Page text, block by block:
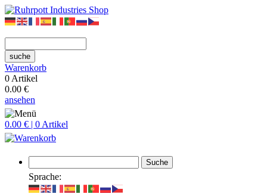
suche
Warenkorb
0 Artikel
0.00 €
ansehen
0.00 € | 0 Artikel
Suche
Sprache: